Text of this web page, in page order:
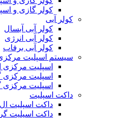
کولر گازی و
کولر آبی
کولر آبی آبسال
کولر آبی انرژی
کولر آبی برفاب
سیستم اسپلیت
اسپلیت
اسپلیت
اسپلیت مرکزی
داکت اسپلیت
داکت اسپلیت
داکت اسپلیت